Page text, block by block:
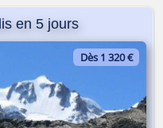
en 5 jours
Dès 1 320 €